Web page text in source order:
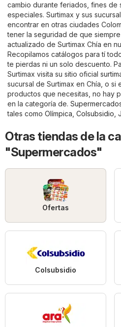
cambio durante feriados, fines de
especiales. Surtimax y sus
encontrar en otras ciudades
tener la seguridad de que
actualizado de Surtimax Chía en
Recopilamos catálogos para tí
te pierdas ni un solo descuento.
Surtimax visita su sitio oficial
sucursal de Surtimax en Chía, o si
productos que necesitas, no hay
en la categoría de.
tales como Olímpica Colsubsidio
Otras tiendas de la
"Supermercados"
Ofertas
Colsubsidio